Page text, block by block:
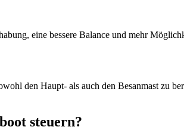
eine bessere Balance und mehr
den Haupt- als auch den Besanmast zu
steuern?